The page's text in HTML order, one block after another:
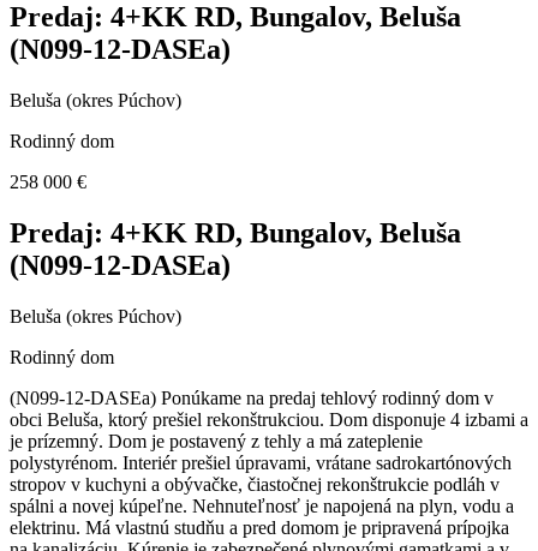
Predaj: 4+KK RD, Bungalov, Beluša
(N099-12-DASEa)
Beluša (okres Púchov)
Rodinný dom
258 000 €
Predaj: 4+KK RD, Bungalov, Beluša
(N099-12-DASEa)
Beluša (okres Púchov)
Rodinný dom
(N099-12-DASEa) Ponúkame na predaj tehlový rodinný dom v
obci Beluša, ktorý prešiel rekonštrukciou. Dom disponuje 4 izbami a
je prízemný. Dom je postavený z tehly a má zateplenie
polystyrénom. Interiér prešiel úpravami, vrátane sadrokartónových
stropov v kuchyni a obývačke, čiastočnej rekonštrukcie podláh v
spálni a novej kúpeľne. Nehnuteľnosť je napojená na plyn, vodu a
elektrinu. Má vlastnú studňu a pred domom je pripravená prípojka